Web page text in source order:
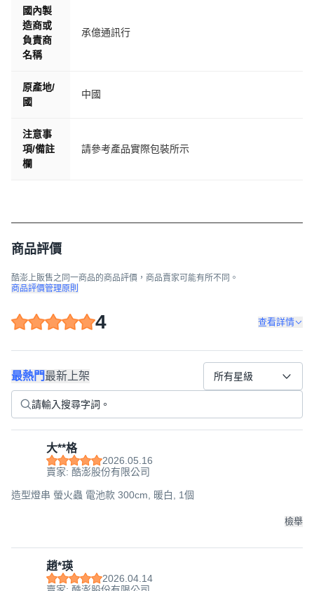
國內製
造商或
負責商
名稱
承億通訊行
原產地/
國
中國
注意事
項/備註
欄
請參考產品實際包裝所示
商品評價
酷澎上販售之同一商品的商品評價，商品賣家可能有所不同。
商品評價管理原則
4 查看詳情
最熱門最新上架 所有星級
大**格
2026.05.16
賣家: 酷澎股份有限公司
造型燈串 螢火蟲 電池款 300cm, 暖白, 1個
檢舉
趙*瑛
2026.04.14